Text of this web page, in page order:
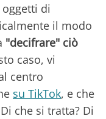
di
il modo
"decifrare" ciò
caso, vi
centro
su TikTok, e che
che si tratta? Di